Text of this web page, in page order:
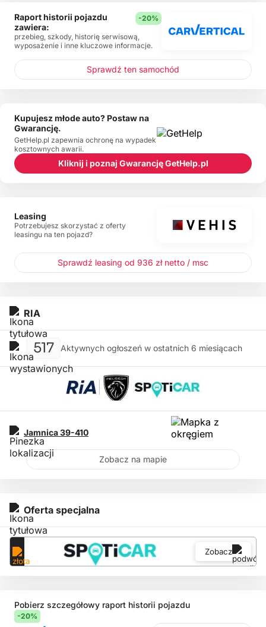
Pobierz szczegółowy raport historii pojazdu
-20%
Oferta specjalna
Zobacz
RIA
517 Aktywnych ogłoszeń w ostatnich 6 miesiącach
Jamnica39-410
Zobacz na mapie
Raport historii pojazdu
zawiera:
-20%
przebieg, szkody, historię serwisową,
wyposażenie i inne kluczowe informacje.
Sprawdź ten samochód
Kupujesz młode auto? Postaw na
Gwarancję.
GetHelp.pl zapewnia ochronę na wypadek
kosztownych awarii.
Kliknij i poznaj Gwarancję GetHelp.pl
Leasing
Potrzebujesz skorzystać z oferty
leasingu na ten pojazd?
Sprawdź leasing od 936 zł netto / msc